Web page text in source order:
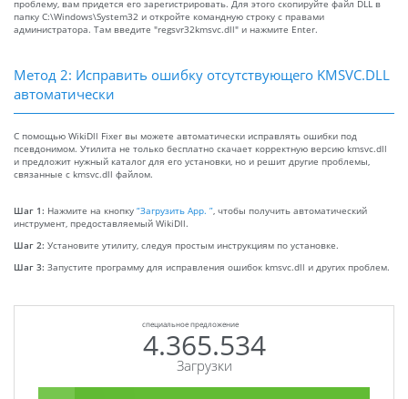
проблему, вам придется его зарегистрировать. Для этого скопируйте файл DLL в
папку C:\Windows\System32 и откройте командную строку с правами
администратора. Там введите "regsvr32kmsvc.dll" и нажмите Enter.
Метод 2: Исправить ошибку отсутствующего KMSVC.DLL
автоматически
С помощью WikiDll Fixer вы можете автоматически исправлять ошибки под
псевдонимом. Утилита не только бесплатно скачает корректную версию kmsvc.dll
и предложит нужный каталог для его установки, но и решит другие проблемы,
связанные с kmsvc.dll файлом.
Шаг 1: Нажмите на кнопку “Загрузить App. ”, чтобы получить автоматический
инструмент, предоставляемый WikiDll.
Шаг 2: Установите утилиту, следуя простым инструкциям по установке.
Шаг 3: Запустите программу для исправления ошибок kmsvc.dll и других проблем.
специальное предложение
4.365.534
Загрузки